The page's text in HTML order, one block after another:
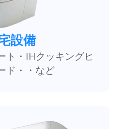
設備
ト・IHクッキングヒ
ド・・など